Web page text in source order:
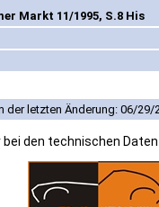
Markt 11/1995, S.8 His
der letzten Änderung: 06/29/
bei den technischen